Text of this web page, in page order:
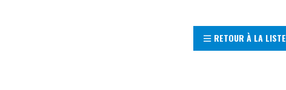
RETOUR À LA LISTE